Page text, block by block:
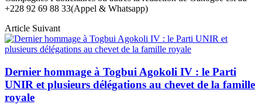
+228 92 69 88 33(Appel & Whatsapp)
Article Suivant
Dernier hommage à Togbui Agokoli IV : le Parti
UNIR et plusieurs délégations au chevet de la famille
royale